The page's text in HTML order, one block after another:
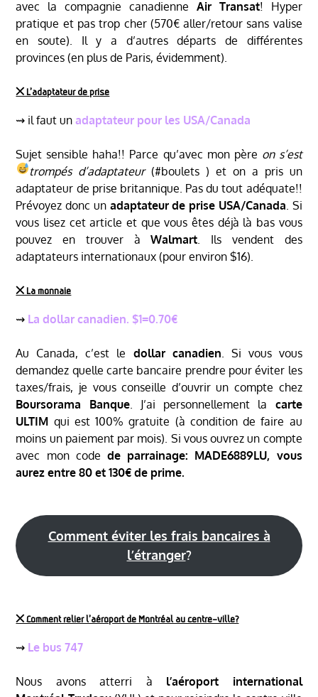
avec la compagnie canadienne Air Transat! Hyper
pratique et pas trop cher (570€ aller/retour sans valise
en soute). Il y a d’autres départs de différentes
provinces (en plus de Paris, évidemment).
྾ L’adaptateur de prise
⇝ il faut unadaptateur pour les USA/Canada
Sujet sensible haha!! Parce qu’avec mon père on s’est
trompés d’adaptateur(#boulets ) et on a pris un
adaptateur de prise britannique. Pas du tout adéquate!!
Prévoyez donc un adaptateur de prise USA/Canada. Si
vous lisez cet article et que vous êtes déjà là bas vous
pouvez en trouver àWalmart. Ils vendent des
adaptateurs internationaux (pour environ $16).
྾ La monnaie
⇝ La dollar canadien. $1=0.70€
Au Canada, c’est le dollar canadien. Si vous vous
demandez quelle carte bancaire prendre pour éviter les
taxes/frais, je vous conseille d’ouvrir un compte chez
Boursorama Banque. J’ai personnellement la carte
ULTIM qui est 100% gratuite (à condition de faire au
moins un paiement par mois). Si vous ouvrez un compte
avec mon code de parrainage: MADE6889LU, vous
aurez entre 80 et 130€ de prime.
Comment éviter les frais bancaires à
l’étranger?
྾ Comment relier l’aéroport de Montréal au centre-ville?
⇝ Le bus 747
Nous avons atterri à l’aéroport international